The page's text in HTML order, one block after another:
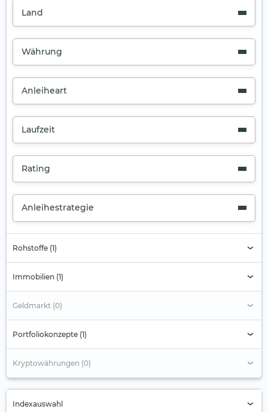
Land
Währung
Anleiheart
Laufzeit
Rating
Anleihestrategie
Rohstoffe (1)
Immobilien (1)
Geldmarkt (0)
Portfoliokonzepte (1)
Kryptowährungen (0)
Indexauswahl